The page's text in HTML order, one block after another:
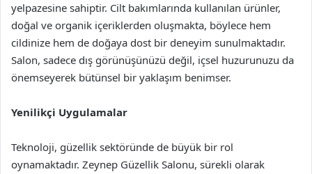
yelpazesine sahiptir. Cilt bakımlarında kullanılan ürünler,
doğal ve organik içeriklerden oluşmakta, böylece hem
cildinize hem de doğaya dost bir deneyim sunulmaktadır.
Salon, sadece dış görünüşünüzü değil, içsel huzurunuzu da
önemseyerek bütünsel bir yaklaşım benimser.
Yenilikçi Uygulamalar
Teknoloji, güzellik sektöründe de büyük bir rol
oynamaktadır. Zeynep Güzellik Salonu, sürekli olarak